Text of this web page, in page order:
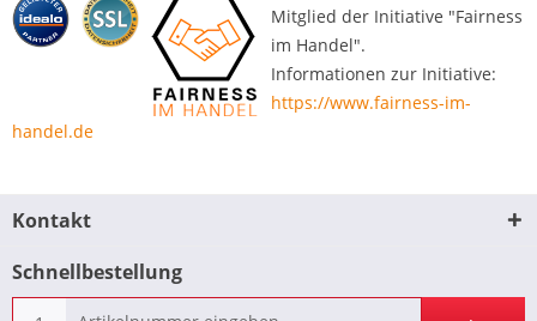
Mitglied der Initiative "Fairness
im Handel".
Informationen zur Initiative:
https://www.fairness-im-
handel.de
Kontakt
Schnellbestellung